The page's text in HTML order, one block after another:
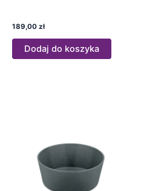
189,00 zł
Dodaj do koszyka